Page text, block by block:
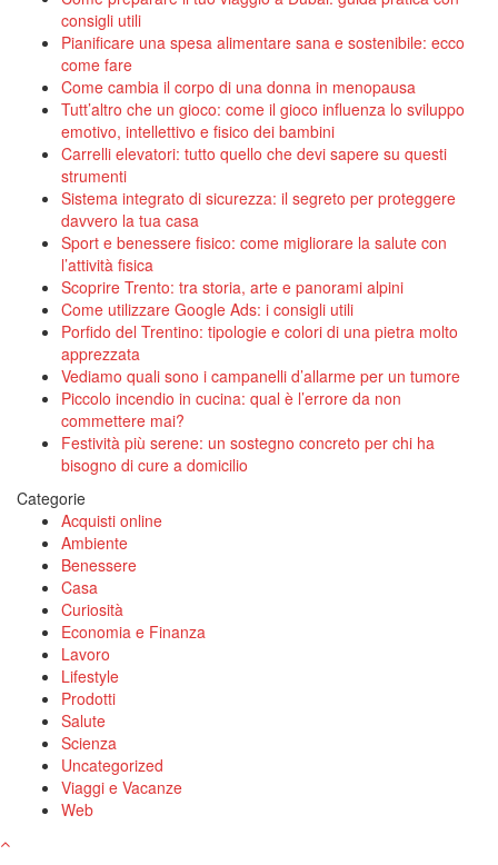
consigli utili
Pianificare una spesa alimentare sana e sostenibile: ecco
come fare
Come cambia il corpo di una donna in menopausa
Tutt’altro che un gioco: come il gioco influenza lo sviluppo
emotivo, intellettivo e fisico dei bambini
Carrelli elevatori: tutto quello che devi sapere su questi
strumenti
Sistema integrato di sicurezza: il segreto per proteggere
davvero la tua casa
Sport e benessere fisico: come migliorare la salute con
l’attività fisica
Scoprire Trento: tra storia, arte e panorami alpini
Come utilizzare Google Ads: i consigli utili
Porfido del Trentino: tipologie e colori di una pietra molto
apprezzata
Vediamo quali sono i campanelli d’allarme per un tumore
Piccolo incendio in cucina: qual è l’errore da non
commettere mai?
Festività più serene: un sostegno concreto per chi ha
bisogno di cure a domicilio
Categorie
Acquisti online
Ambiente
Benessere
Casa
Curiosità
Economia e Finanza
Lavoro
Lifestyle
Prodotti
Salute
Scienza
Uncategorized
Viaggi e Vacanze
Web